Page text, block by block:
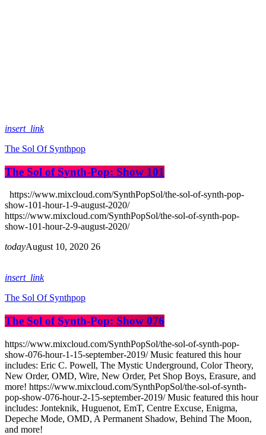
insert_link
The Sol Of Synthpop
The Sol of Synth-Pop: Show 101
https://www.mixcloud.com/SynthPopSol/the-sol-of-synth-pop-
show-101-hour-1-9-august-2020/
https://www.mixcloud.com/SynthPopSol/the-sol-of-synth-pop-
show-101-hour-2-9-august-2020/
todayAugust 10, 2020 26
insert_link
The Sol Of Synthpop
The Sol of Synth-Pop: Show 076
https://www.mixcloud.com/SynthPopSol/the-sol-of-synth-pop-
show-076-hour-1-15-september-2019/ Music featured this hour
includes: Eric C. Powell, The Mystic Underground, Color Theory,
New Order, OMD, Wire, New Order, Pet Shop Boys, Erasure, and
more! https://www.mixcloud.com/SynthPopSol/the-sol-of-synth-
pop-show-076-hour-2-15-september-2019/ Music featured this hour
includes: Jonteknik, Huguenot, EmT, Centre Excuse, Enigma,
Depeche Mode, OMD, A Permanent Shadow, Behind The Moon,
and more!